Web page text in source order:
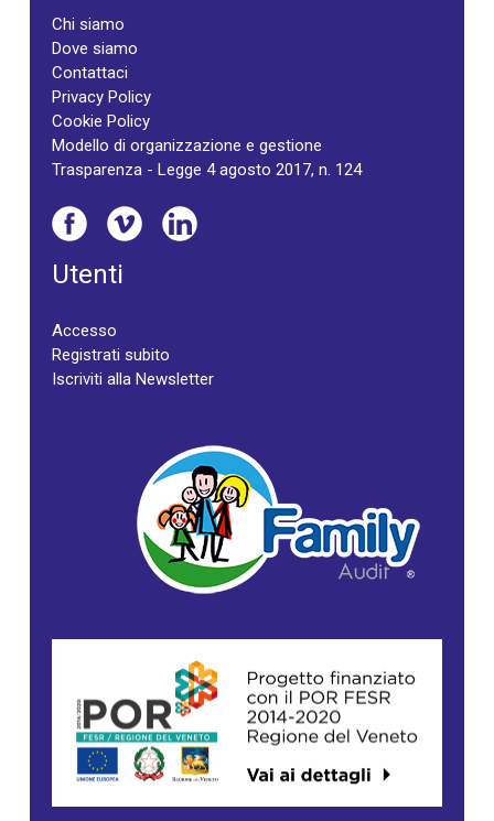
Chi siamo
Dove siamo
Contattaci
Privacy Policy
Cookie Policy
Modello di organizzazione e gestione
Trasparenza - Legge 4 agosto 2017, n. 124
Utenti
Accesso
Registrati subito
Iscriviti alla Newsletter